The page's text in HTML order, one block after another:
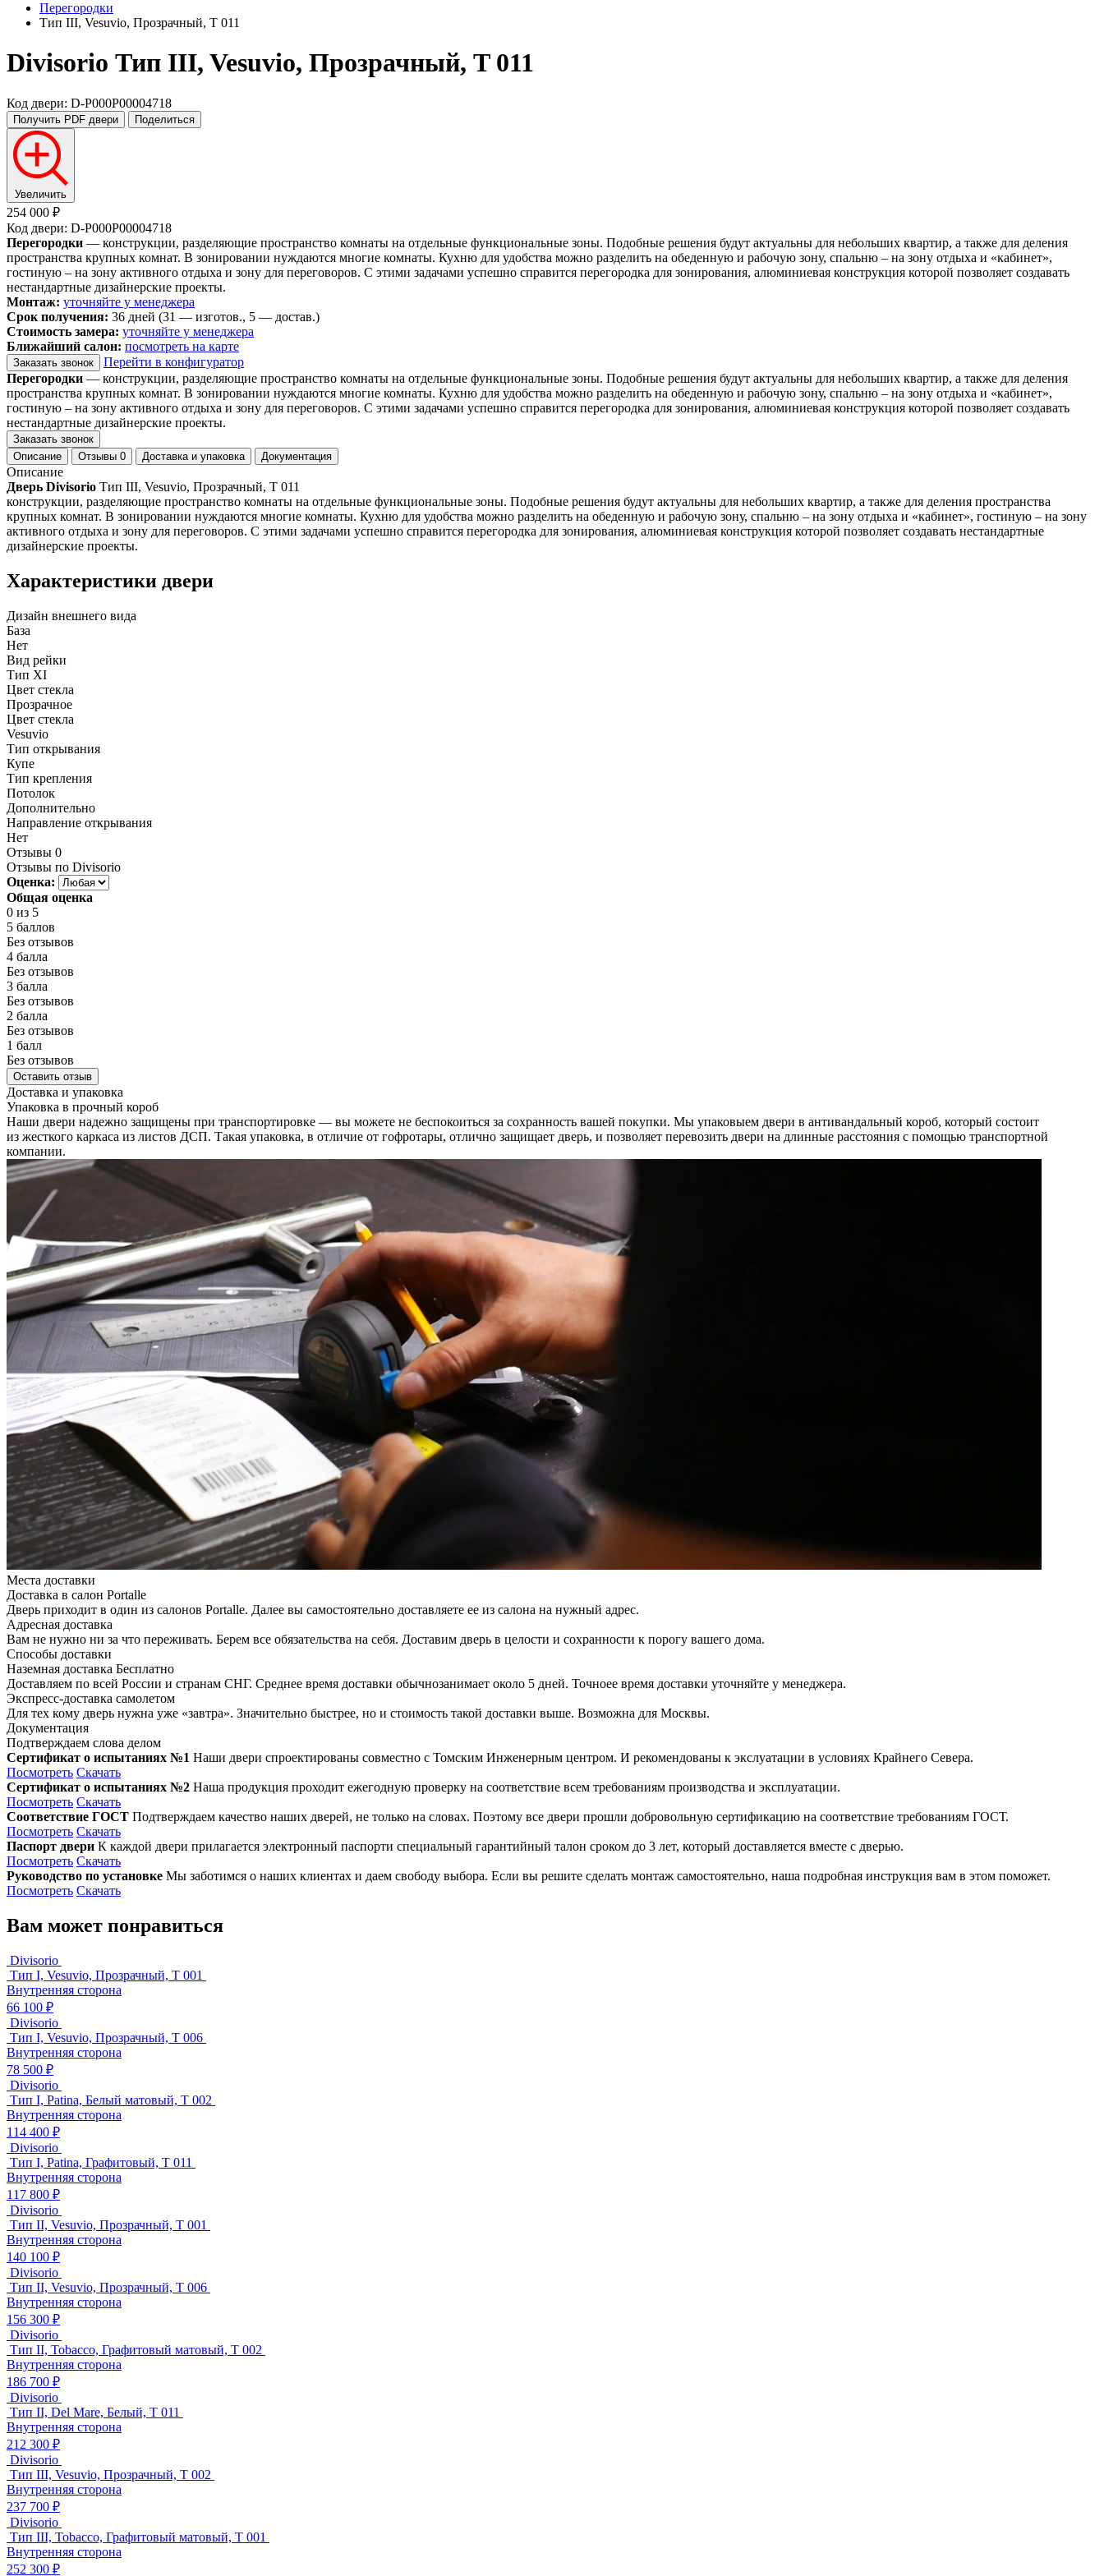
Перегородки
Тип III, Vesuvio, Прозрачный, T 011
Divisorio Тип III, Vesuvio, Прозрачный, T 011
Код двери: D-P000P00004718
Получить PDF двери Поделиться
Увеличить
254 000 ₽
Код двери: D-P000P00004718
Перегородки — конструкции, разделяющие пространство комнаты на отдельные функциональные зоны. Подобные решения будут актуальны для небольших квартир, а также для деления
пространства крупных комнат. В зонировании нуждаются многие комнаты. Кухню для удобства можно разделить на обеденную и рабочую зону, спальню – на зону отдыха и «кабинет»,
гостиную – на зону активного отдыха и зону для переговоров. С этими задачами успешно справится перегородка для зонирования, алюминиевая конструкция которой позволяет создавать
нестандартные дизайнерские проекты.
Монтаж: уточняйте у менеджера
Срок получения: 36 дней (31 — изготов., 5 — достав.)
Стоимость замера: уточняйте у менеджера
Ближайший салон: посмотреть на карте
Заказать звонок
Перейти в конфигуратор
Перегородки — конструкции, разделяющие пространство комнаты на отдельные функциональные зоны. Подобные решения будут актуальны для небольших квартир, а также для деления
пространства крупных комнат. В зонировании нуждаются многие комнаты. Кухню для удобства можно разделить на обеденную и рабочую зону, спальню – на зону отдыха и «кабинет»,
гостиную – на зону активного отдыха и зону для переговоров. С этими задачами успешно справится перегородка для зонирования, алюминиевая конструкция которой позволяет создавать
нестандартные дизайнерские проекты.
Заказать звонок
Описание
Отзывы 0 Доставка и упаковка Документация
Описание
Дверь Divisorio Тип III, Vesuvio, Прозрачный, T 011
конструкции, разделяющие пространство комнаты на отдельные функциональные зоны. Подобные решения будут актуальны для небольших квартир, а также для деления пространства
крупных комнат. В зонировании нуждаются многие комнаты. Кухню для удобства можно разделить на обеденную и рабочую зону, спальню – на зону отдыха и «кабинет», гостиную – на зону
активного отдыха и зону для переговоров. С этими задачами успешно справится перегородка для зонирования, алюминиевая конструкция которой позволяет создавать нестандартные
дизайнерские проекты.
Характеристики двери
Дизайн внешнего вида
База
Нет
Вид рейки
Тип XI
Цвет стекла
Прозрачное
Цвет стекла
Vesuvio
Тип открывания
Купе
Тип крепления
Потолок
Дополнительно
Направление открывания
Нет
Отзывы 0
Отзывы по Divisorio
Оценка:
Общая оценка
0 из 5
5 баллов
Без отзывов
4 балла
Без отзывов
3 балла
Без отзывов
2 балла
Без отзывов
1 балл
Без отзывов
Оставить отзыв
Доставка и упаковка
Упаковка в прочный короб
Наши двери надежно защищены при транспортировке — вы можете не беспокоиться за сохранность вашей покупки. Мы упаковыем двери в антивандальный короб, который состоит
из жесткого каркаса из листов ДСП. Такая упаковка, в отличие от гофротары, отлично защищает дверь, и позволяет перевозить двери на длинные расстояния с помощью транспортной
компании.
Места доставки
Доставка в салон Portalle
Дверь приходит в один из салонов Portalle. Далее вы самостоятельно доставляете ее из салона на нужный адрес.
Адресная доставка
Вам не нужно ни за что переживать. Берем все обязательства на себя. Доставим дверь в целости и сохранности к порогу вашего дома.
Способы доставки
Наземная доставка Бесплатно
Доставляем по всей России и странам СНГ. Среднее время доставки обычнозанимает около 5 дней. Точноее время доставки уточняйте у менеджера.
Экспресс-доставка самолетом
Для тех кому дверь нужна уже «завтра». Значительно быстрее, но и стоимость такой доставки выше. Возможна для Москвы.
Документация
Подтверждаем слова делом
Сертификат о испытаниях №1 Наши двери спроектированы совместно с Томским Инженерным центром. И рекомендованы к экслуатации в условиях Крайнего Севера.
Посмотреть Скачать
Сертификат о испытаниях №2 Наша продукция проходит ежегодную проверку на соответствие всем требованиям производства и эксплуатации.
Посмотреть Скачать
Соответствие ГОСТ Подтверждаем качество наших дверей, не только на словах. Поэтому все двери прошли добровольную сертификацию на соответствие требованиям ГОСТ.
Посмотреть Скачать
Паспорт двери К каждой двери прилагается электронный паспорти специальный гарантийный талон сроком до 3 лет, который доставляется вместе с дверью.
Посмотреть Скачать
Руководство по установке Мы заботимся о наших клиентах и даем свободу выбора. Если вы решите сделать монтаж самостоятельно, наша подробная инструкция вам в этом поможет.
Посмотреть Скачать
Вам может понравиться
Divisorio
Тип I, Vesuvio, Прозрачный, T 001
Внутренняя сторона
66 100 ₽
Divisorio
Тип I, Vesuvio, Прозрачный, T 006
Внутренняя сторона
78 500 ₽
Divisorio
Тип I, Patina, Белый матовый, T 002
Внутренняя сторона
114 400 ₽
Divisorio
Тип I, Patina, Графитовый, T 011
Внутренняя сторона
117 800 ₽
Divisorio
Тип II, Vesuvio, Прозрачный, T 001
Внутренняя сторона
140 100 ₽
Divisorio
Тип II, Vesuvio, Прозрачный, T 006
Внутренняя сторона
156 300 ₽
Divisorio
Тип II, Tobacco, Графитовый матовый, T 002
Внутренняя сторона
186 700 ₽
Divisorio
Тип II, Del Mare, Белый, T 011
Внутренняя сторона
212 300 ₽
Divisorio
Тип III, Vesuvio, Прозрачный, T 002
Внутренняя сторона
237 700 ₽
Divisorio
Тип III, Tobacco, Графитовый матовый, T 001
Внутренняя сторона
252 300 ₽